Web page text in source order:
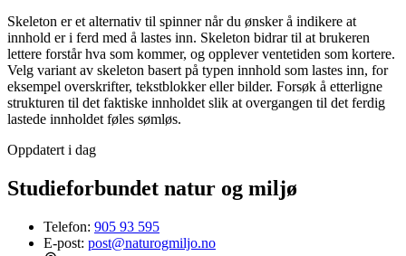
Skeleton er et alternativ til spinner når du ønsker å indikere at
innhold er i ferd med å lastes inn. Skeleton bidrar til at brukeren
lettere forstår hva som kommer, og opplever ventetiden som kortere.
Velg variant av skeleton basert på typen innhold som lastes inn, for
eksempel overskrifter, tekstblokker eller bilder. Forsøk å etterligne
strukturen til det faktiske innholdet slik at overgangen til det ferdig
lastede innholdet føles sømløs.
Oppdatert i dag
Studieforbundet natur og miljø
Telefon: 905 93 595
E-post: post@naturogmiljo.no